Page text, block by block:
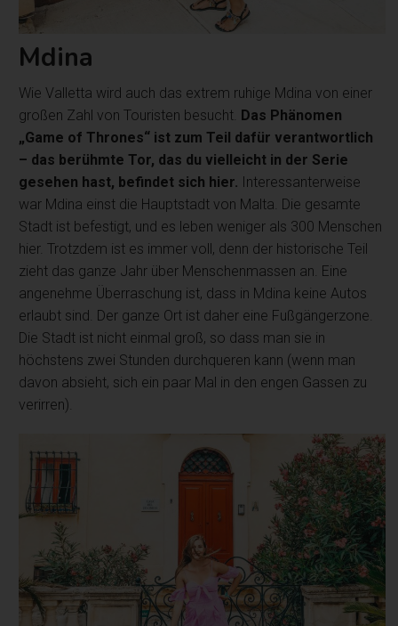
Mdina
Wie Valletta wird auch das extrem ruhige Mdina von einer
großen Zahl von Touristen besucht. Das Phänomen
„Game of Thrones“ ist zum Teil dafür verantwortlich
– das berühmte Tor, das du vielleicht in der Serie
gesehen hast, befindet sich hier. Interessanterweise
war Mdina einst die Hauptstadt von Malta. Die gesamte
Stadt ist befestigt, und es leben weniger als 300 Menschen
hier. Trotzdem ist es immer voll, denn der historische Teil
zieht das ganze Jahr über Menschenmassen an. Eine
angenehme Überraschung ist, dass in Mdina keine Autos
erlaubt sind. Der ganze Ort ist daher eine Fußgängerzone.
Die Stadt ist nicht einmal groß, so dass man sie in
höchstens zwei Stunden durchqueren kann (wenn man
davon absieht, sich ein paar Mal in den engen Gassen zu
verirren).